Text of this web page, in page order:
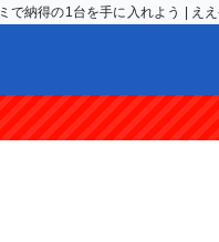
で納得の1台を手に入れよう | え